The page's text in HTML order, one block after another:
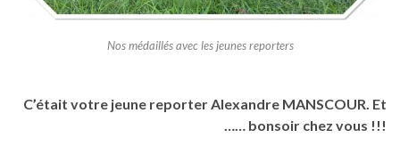
Nos médaillés avec les jeunes reporters
C’était votre jeune reporter Alexandre MANSCOUR. Et
…… bonsoir chez vous !!!